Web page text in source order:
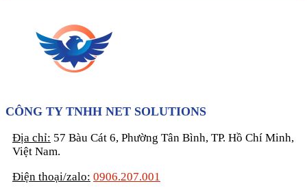
CÔNG TY TNHH NET SOLUTIONS
Địa chỉ: 57 Bàu Cát 6, Phường Tân Bình, TP. Hồ Chí Minh,
Việt Nam.
Điện thoại/zalo: 0906.207.001